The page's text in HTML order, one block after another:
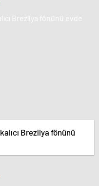
Brezilya fönünü